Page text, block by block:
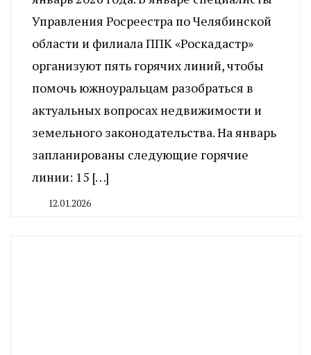
Управления Росреестра по Челябинской
области и филиала ППК «Роскадастр»
организуют пять горячих линий, чтобы
помочь южноуральцам разобраться в
актуальных вопросах недвижимости и
земельного законодательства. На январь
запланированы следующие горячие
линии: 15 […]
12.01.2026